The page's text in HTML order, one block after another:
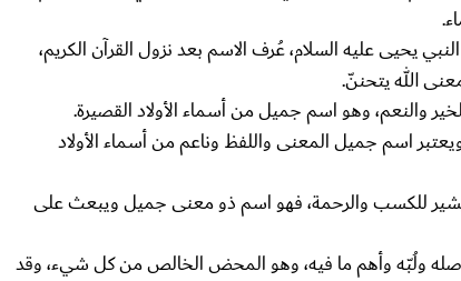
يحيى عليه السلام، عُرف الاسم بعد نزول القرآن الكريم،
الله يتحننّ.
والنعم، وهو اسم جميل من أسماء الأولاد القصيرة.
اسم جميل المعنى واللفظ وناعم من أسماء الأولاد
للكسب والرحمة، فهو اسم ذو معنى جميل ويبعث على
ولُبّه وأهم ما فيه، وهو المحض الخالص من كل شيء، وقد